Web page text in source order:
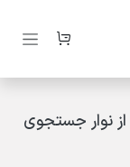
از نوار جستجوی